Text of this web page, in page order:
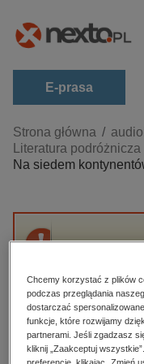
E-prasa
Kategorie
Zobacz wszystkie E-
biznesowe,
darmowe
edukacja
hobby, sport,
komputery,
Strona główna
Literatura podróżnicza
Na siedem
dostępny.
High-contrast mode
Chcemy korzystać z plików
podczas przeglądania
dostarczać
funkcje, które rozwijamy
partnerami. Jeśli zgadzasz
kliknij „Zaakceptuj